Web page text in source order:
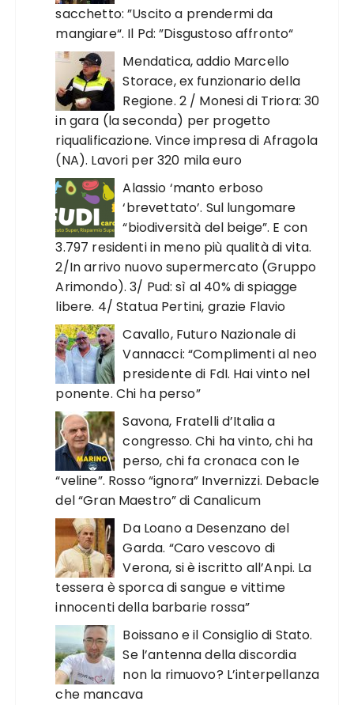
sacchetto: ”Uscito a prendermi da
mangiare“. Il Pd: ”Disgustoso affronto“
Mendatica, addio Marcello
Storace, ex funzionario della
Regione. 2 / Monesi di Triora: 30
in gara (la seconda) per progetto
riqualificazione. Vince impresa di Afragola
(NA). Lavori per 320 mila euro
Alassio ‘manto erboso
‘brevettato’. Sul lungomare
“biodiversità del beige”. E con
3.797 residenti in meno più qualità di vita.
2/In arrivo nuovo supermercato (Gruppo
Arimondo). 3/ Pud: sì al 40% di spiagge
libere. 4/ Statua Pertini, grazie Flavio
Cavallo, Futuro Nazionale di
Vannacci: “Complimenti al neo
presidente di FdI. Hai vinto nel
ponente. Chi ha perso”
Savona, Fratelli d’Italia a
congresso. Chi ha vinto, chi ha
perso, chi fa cronaca con le
“veline”. Rosso “ignora” Invernizzi. Debacle
del “Gran Maestro” di Canalicum
Da Loano a Desenzano del
Garda. “Caro vescovo di
Verona, si è iscritto all’Anpi. La
tessera è sporca di sangue e vittime
innocenti della barbarie rossa”
Boissano e il Consiglio di Stato.
Se l’antenna della discordia
non la rimuovo? L’interpellanza
che mancava